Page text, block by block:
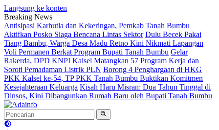
Langsung ke konten
Breaking News
Antisipasi Karhutla dan Kekeringan, Pemkab Tanah Bumbu
Aktifkan Posko Siaga Bencana Lintas Sektor Dulu Becek Pakai
Tiang Bambu, Warga Desa Madu Retno Kini Nikmati Lapangan
Voli Permanen Berkat Program Bupati Tanah Bumbu Gelar
Rakerda, DPD KNPI Kalsel Matangkan 57 Program Kerja dan
Soroti Pemadaman Listrik PLN Borong 4 Penghargaan di HKG
PKK Kalsel ke-54, TP PKK Tanah Bumbu Buktikan Komitmen
Kesejahteraan Keluarga Kisah Haru Misran: Dua Tahun Tinggal di
Dinsos, Kini Dibangunkan Rumah Baru oleh Bupati Tanah Bumbu